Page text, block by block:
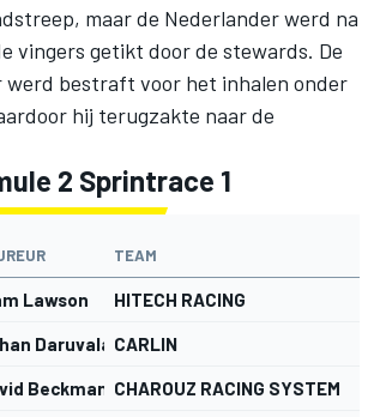
maar de Nederlander werd na
vingers getikt door de stewards. De
bestraft voor het inhalen onder
hij terugzakte naar de
2 Sprintrace 1
TEAM
Lawson HITECH RACING
Daruvala CARLIN
BeckmannCHAROUZ RACING SYSTEM